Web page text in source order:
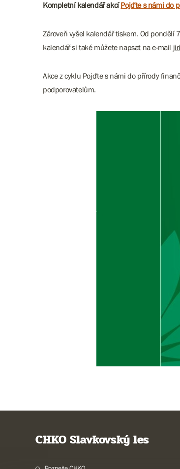
Kompletní kalendář akcí Pojďte s námi do
Zároveň vyšel kalendář tiskem. Od pondělí
kalendář si také můžete napsat na e-mail
Akce z cyklu Pojďte s námi do přírody
podporovatelům.
CHKO Slavkovský les